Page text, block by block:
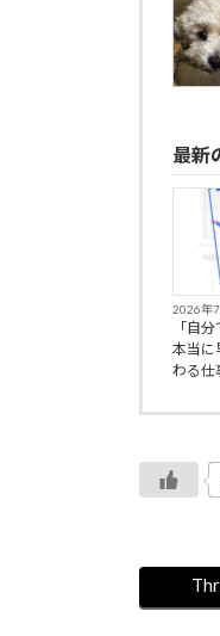
最新
2026年
「自
本当に
わる仕